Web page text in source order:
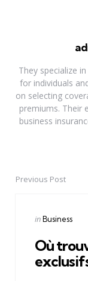
They specialize
for individuals
on selecting
premiums. Their
business
PostPrevious Post
Posted
inBusiness
Où